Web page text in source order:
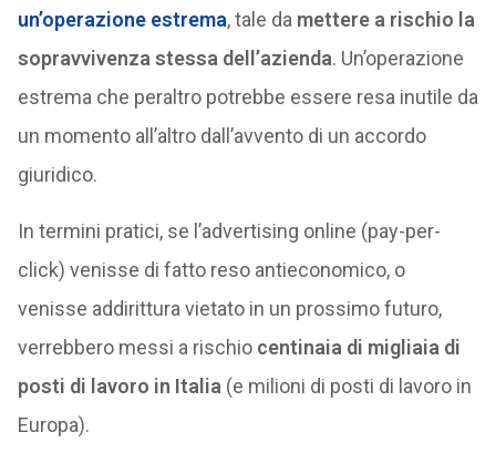
un’operazione estrema, tale da mettere a rischio la
sopravvivenza stessa dell’azienda. Un’operazione
estrema che peraltro potrebbe essere resa inutile da
un momento all’altro dall’avvento di un accordo
giuridico.
In termini pratici, se l’advertising online (pay-per-
click) venisse di fatto reso antieconomico, o
venisse addirittura vietato in un prossimo futuro,
verrebbero messi a rischio centinaia di migliaia di
posti di lavoro in Italia (e milioni di posti di lavoro in
Europa).